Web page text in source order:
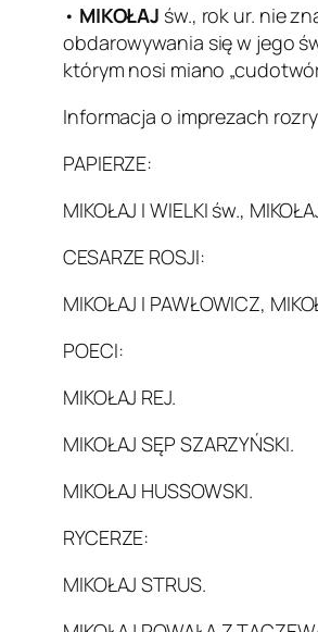
• MIKOŁAJ św., rok ur. nie
obdarowywania się w jego
którym nosi miano
Informacja o imprezach
PAPIERZE:
MIKOŁAJ I WIELKI św.,
CESARZE ROSJI:
MIKOŁAJ I PAWŁOWICZ,
POECI:
MIKOŁAJ REJ.
MIKOŁAJ SĘP SZARZYŃSKI.
MIKOŁAJ HUSSOWSKI.
RYCERZE:
MIKOŁAJ STRUS.